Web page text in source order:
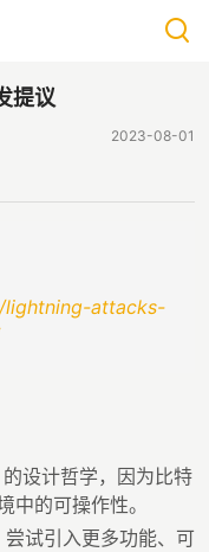
提议
2023-08-01
attacks-
设计哲学，因为比特
中的可操作性。
试引入更多功能、可